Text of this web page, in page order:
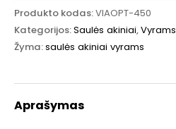
Produkto kodas:VIAOPT-450
Kategorijos:Saulės akiniai,Vyrams
Žyma:saulės akiniai vyrams
Aprašymas